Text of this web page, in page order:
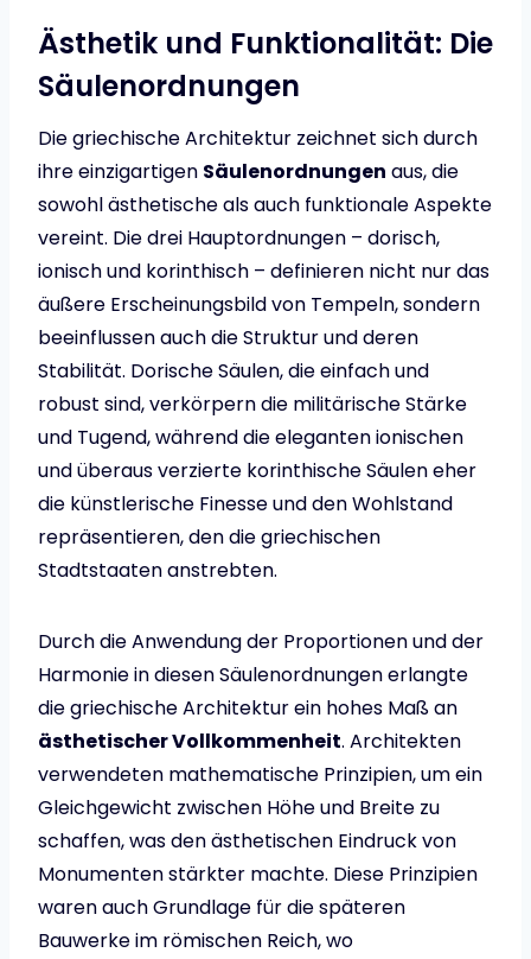
Ästhetik und Funktionalität: Die
Säulenordnungen
Die griechische Architektur zeichnet sich durch
ihre einzigartigen Säulenordnungen aus, die
sowohl ästhetische als auch funktionale Aspekte
vereint. Die drei Hauptordnungen – dorisch,
ionisch und korinthisch – definieren nicht nur das
äußere Erscheinungsbild von Tempeln, sondern
beeinflussen auch die Struktur und deren
Stabilität. Dorische Säulen, die einfach und
robust sind, verkörpern die militärische Stärke
und Tugend, während die eleganten ionischen
und überaus verzierte korinthische Säulen eher
die künstlerische Finesse und den Wohlstand
repräsentieren, den die griechischen
Stadtstaaten anstrebten.
Durch die Anwendung der Proportionen und der
Harmonie in diesen Säulenordnungen erlangte
die griechische Architektur ein hohes Maß an
ästhetischer Vollkommenheit. Architekten
verwendeten mathematische Prinzipien, um ein
Gleichgewicht zwischen Höhe und Breite zu
schaffen, was den ästhetischen Eindruck von
Monumenten stärkter machte. Diese Prinzipien
waren auch Grundlage für die späteren
Bauwerke im römischen Reich, wo